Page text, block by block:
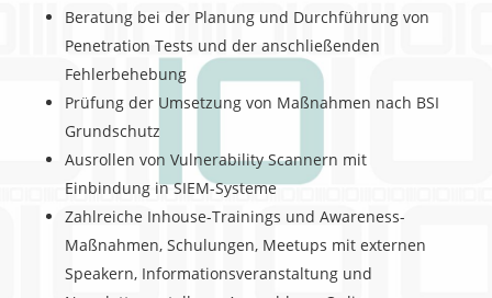
Beratung bei der Planung und Durchführung von
Penetration Tests und der anschließenden
Fehlerbehebung
Prüfung der Umsetzung von Maßnahmen nach BSI
Grundschutz
Ausrollen von Vulnerability Scannern mit
Einbindung in SIEM-Systeme
Zahlreiche Inhouse-Trainings und Awareness-
Maßnahmen, Schulungen, Meetups mit externen
Speakern, Informationsveranstaltung und